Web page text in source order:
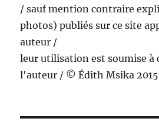
/ sauf mention contraire
photos) publiés sur ce site
auteur /
leur utilisation est soumise à
l'auteur / © Édith Msika